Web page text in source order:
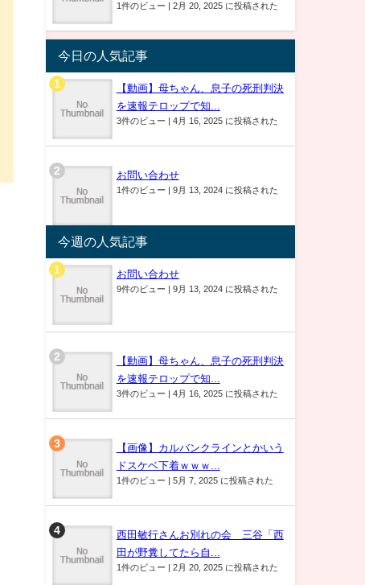
1件のビュー | 2月 20, 2025 に投稿された
今日の人気記事
【動画】母ちゃん、息子の死刑判決
を速報テロップで知...
3件のビュー | 4月 16, 2025 に投稿された
お問い合わせ
1件のビュー | 9月 13, 2024 に投稿された
今週の人気記事
お問い合わせ
9件のビュー | 9月 13, 2024 に投稿された
【動画】母ちゃん、息子の死刑判決
を速報テロップで知...
3件のビュー | 4月 16, 2025 に投稿された
【画像】カルバンクラインとかいう
ドスケベ下着ｗｗｗ...
1件のビュー | 5月 7, 2025 に投稿された
西田敏行さんお別れの会 三谷「西
田が野糞してたら自...
1件のビュー | 2月 20, 2025 に投稿された